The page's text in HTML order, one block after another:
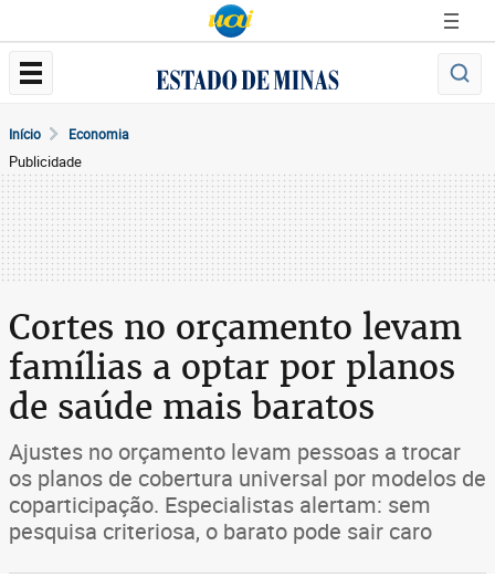
Início Economia
Publicidade
Cortes no orçamento levam
famílias a optar por planos
de saúde mais baratos
Ajustes no orçamento levam pessoas a trocar
os planos de cobertura universal por modelos de
coparticipação. Especialistas alertam: sem
pesquisa criteriosa, o barato pode sair caro